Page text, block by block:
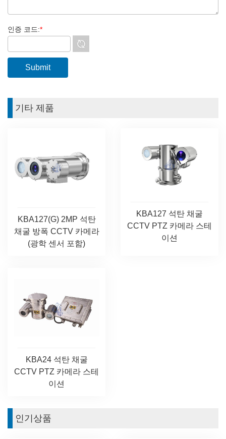
인증 코드:*
기타 제품
KBA127(G) 2MP 석탄
채굴 방폭 CCTV 카메라
(광학 센서 포함)
KBA127 석탄 채굴
CCTV PTZ 카메라 스테
이션
KBA24 석탄 채굴
CCTV PTZ 카메라 스테
이션
인기상품